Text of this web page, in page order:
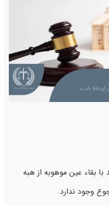
بقاء عین موهوبه از هبه
وجود ندارد.